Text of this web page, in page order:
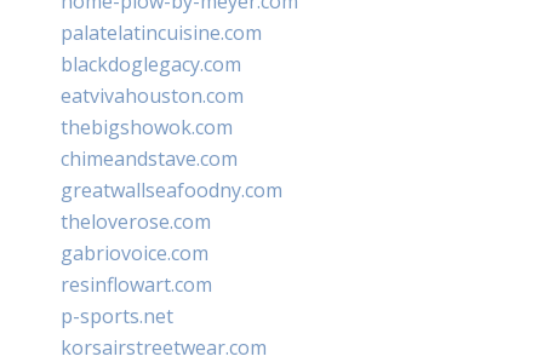
palatelatincuisine.com
blackdoglegacy.com
eatvivahouston.com
thebigshowok.com
chimeandstave.com
greatwallseafoodny.com
theloverose.com
gabriovoice.com
resinflowart.com
p-sports.net
korsairstreetwear.com